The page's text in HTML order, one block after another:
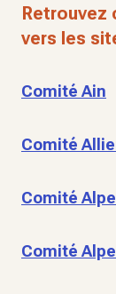
Retrouvez
vers les
Comité Ain
Comité
Comité
Comité